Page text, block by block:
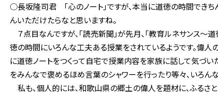
○長坂隆司君 「心のノート」ですが、本当に道徳の時間でき
んいただけたらなと思いますね。
７点目なんですが、「読売新聞」が先月、「教育ルネサンス
徳の時間にいろんな工夫ある授業をされているようです。偉
に道徳ノートをつくって自宅で授業内容を家族に話して気づ
をみんなで褒めるほめ言葉のシャワーを行ったり等々、いろん
私も、個人的には、和歌山県の郷土の偉人を題材に、ふるさ